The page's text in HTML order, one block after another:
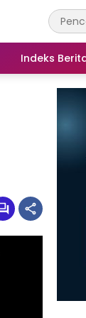
Indeks